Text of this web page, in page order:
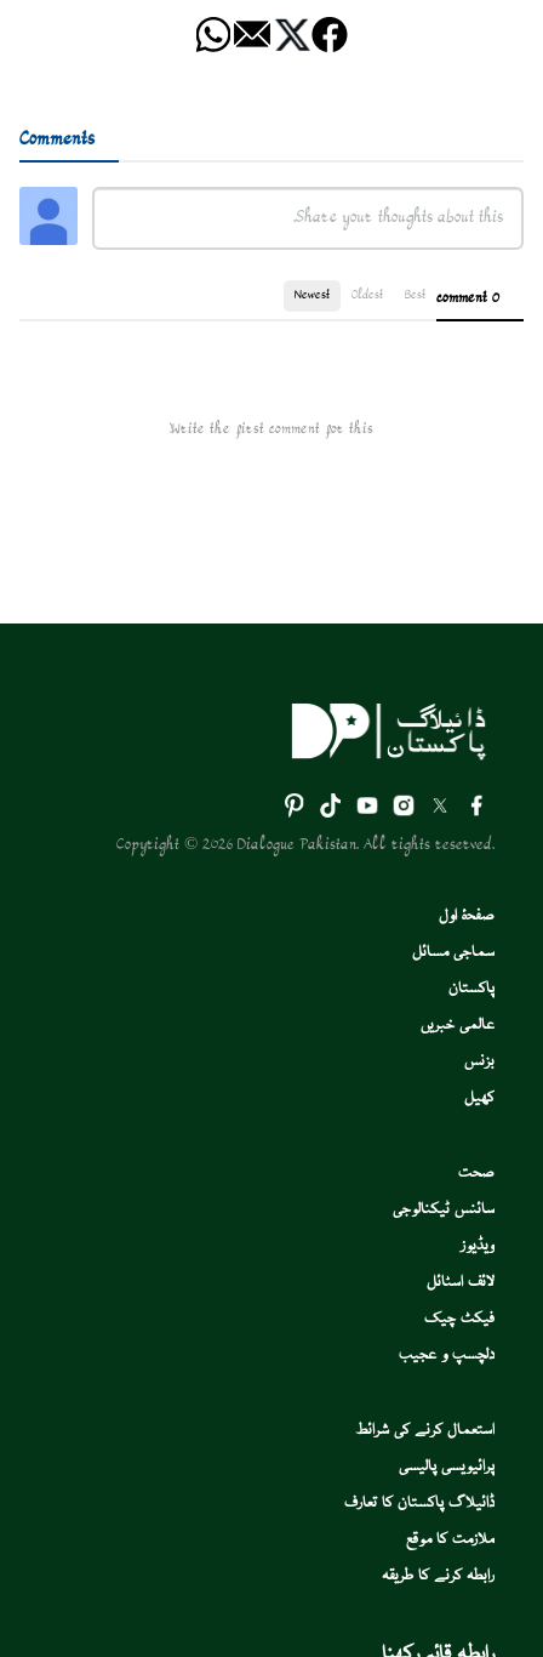
Comments
0 comment
Best
Oldest
Newest
Write the first comment for this!
Copyright © 2026 Dialogue Pakistan. All rights reserved.
صفحۂ اول
سماجی مسائل
پاکستان
عالمی خبریں
بزنس
کھیل
صحت
سائنس ٹیکنالوجی
ویڈیوز
لائف اسٹائل
فیکٹ چیک
دلچسپ و عجیب
استعمال کرنے کی شرائط
پرائیویسی پالیسی
ڈائیلاگ پاکستان کا تعارف
ملازمت کا موقع
رابطہ کرنے کا طریقہ